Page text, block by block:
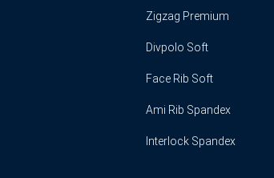
Zigzag Premium
Divpolo Soft
Face Rib Soft
Ami Rib Spandex
Interlock Spandex